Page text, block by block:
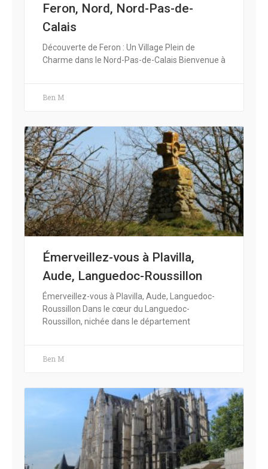
Feron, Nord, Nord-Pas-de-
Calais
Découverte de Feron : Un Village Plein de
Charme dans le Nord-Pas-de-Calais Bienvenue à
Ben M
Émerveillez-vous à Plavilla,
Aude, Languedoc-Roussillon
Émerveillez-vous à Plavilla, Aude, Languedoc-
Roussillon Dans le cœur du Languedoc-
Roussillon, nichée dans le département
Ben M